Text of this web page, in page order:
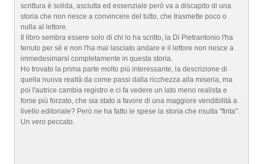
scrittura è solida, asciutta ed essenziale però va a discapito di una
storia che non riesce a convincere del tutto, che trasmette poco o
nulla al lettore.
Il libro sembra essere solo di chi lo ha scritto, la Di Pietrantonio l'ha
tenuto per sé e non l'ha mai lasciato andare e il lettore non riesce a
immedesimarsi completamente in questa storia.
Ho trovato la prima parte molto più interessante, la descrizione di
quella nuova realtà da come passi dalla ricchezza alla miseria, ma
poi l'autrice cambia registro e ci fa vedere un lato meno realista e
forse più forzato, che sia stato a favore di una maggiore vendibilità a
livello editoriale? Però ne ha fatto le spese la storia che risulta "finta".
Un vero peccato.